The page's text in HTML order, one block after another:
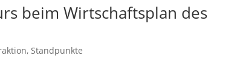
beim Wirtschaftsplan des
,Standpunkte